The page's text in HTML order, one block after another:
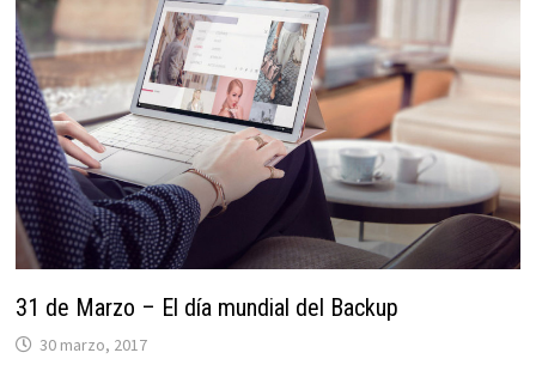
31 de Marzo – El día mundial del Backup
30 marzo, 2017